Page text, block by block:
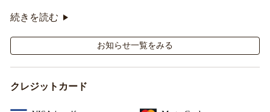
オリジナルシールがその場で当たるキャンペーンも実
施！
続きを読む
お知らせ一覧をみる
クレジットカード